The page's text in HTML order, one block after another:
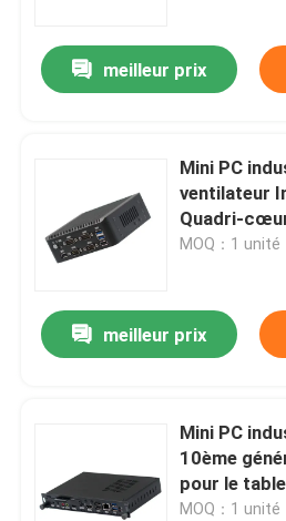
meilleur prix
Mini PC
ventilateur
Quadri-
NIC 6COM
MOQ：1 unité
meilleur prix
Mini PC
10ème
pour le
MOQ：1 unité